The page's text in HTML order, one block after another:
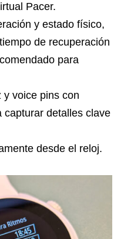
Pacer.
y estado físico,
de recuperación
para
y voice pins con
capturar detalles clave
desde el reloj.